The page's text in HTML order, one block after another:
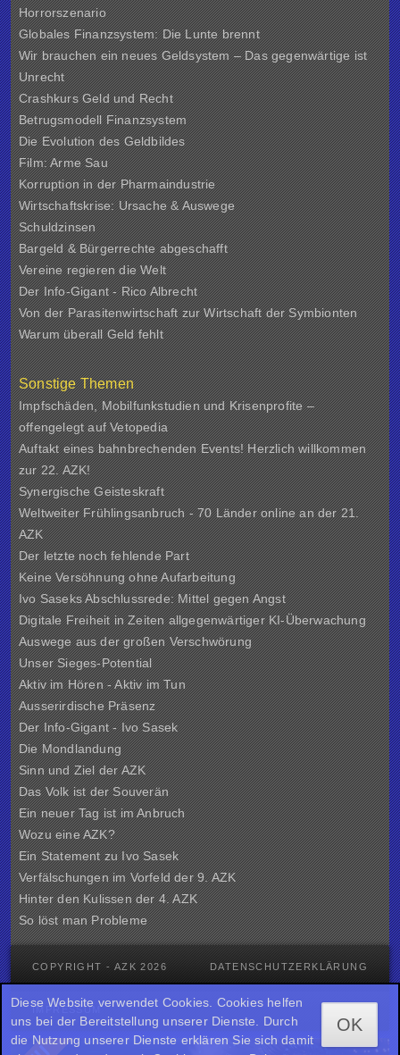
Horrorszenario
Globales Finanzsystem: Die Lunte brennt
Wir brauchen ein neues Geldsystem – Das gegenwärtige ist
Unrecht
Crashkurs Geld und Recht
Betrugsmodell Finanzsystem
Die Evolution des Geldbildes
Film: Arme Sau
Korruption in der Pharmaindustrie
Wirtschaftskrise: Ursache & Auswege
Schuldzinsen
Bargeld & Bürgerrechte abgeschafft
Vereine regieren die Welt
Der Info-Gigant - Rico Albrecht
Von der Parasitenwirtschaft zur Wirtschaft der Symbionten
Warum überall Geld fehlt
Sonstige Themen
Impfschäden, Mobilfunkstudien und Krisenprofite –
offengelegt auf Vetopedia
Auftakt eines bahnbrechenden Events! Herzlich willkommen
zur 22. AZK!
Synergische Geisteskraft
Weltweiter Frühlingsanbruch - 70 Länder online an der 21.
AZK
Der letzte noch fehlende Part
Keine Versöhnung ohne Aufarbeitung
Ivo Saseks Abschlussrede: Mittel gegen Angst
Digitale Freiheit in Zeiten allgegenwärtiger KI-Überwachung
Auswege aus der großen Verschwörung
Unser Sieges-Potential
Aktiv im Hören - Aktiv im Tun
Ausserirdische Präsenz
Der Info-Gigant - Ivo Sasek
Die Mondlandung
Sinn und Ziel derAZK
Das Volk ist der Souverän
Ein neuer Tag ist im Anbruch
Wozu eine AZK?
Ein Statement zu Ivo Sasek
Verfälschungen im Vorfeld der 9. AZK
Hinter den Kulissen der4. AZK
So löst man Probleme
COPYRIGHT - AZK 2026 DATENSCHUTZERKLÄRUNG
IMPRESSUM
Diese Website verwendet Cookies. Cookies helfen
uns bei der Bereitstellung unserer Dienste. Durch
die Nutzung unserer Dienste erklären Sie sich damit
OK